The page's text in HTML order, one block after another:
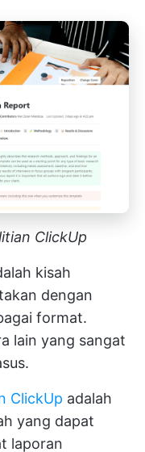
ClickUp
kisah
dengan
format.
lain yang sangat
ClickUp adalah
yang dapat
laporan